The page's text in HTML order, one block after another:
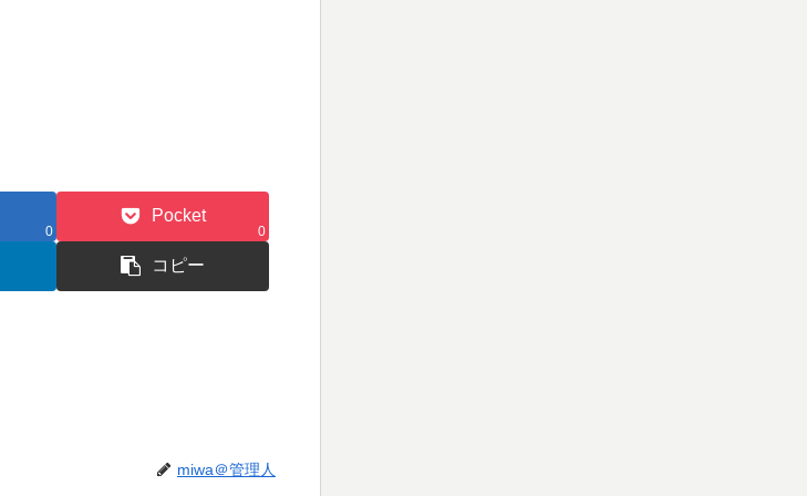
0
Pocket
0
コピー
miwa＠管理人